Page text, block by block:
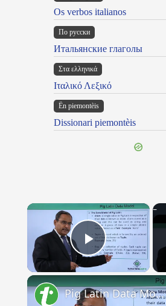
Os verbos italianos
По русски
Итальянские глаголы
Στα ελληνικά
Ιταλικό Λεξικό
Ën piemontèis
Dissionari piemontèis
×
Play Video
Pig Latin Data Model